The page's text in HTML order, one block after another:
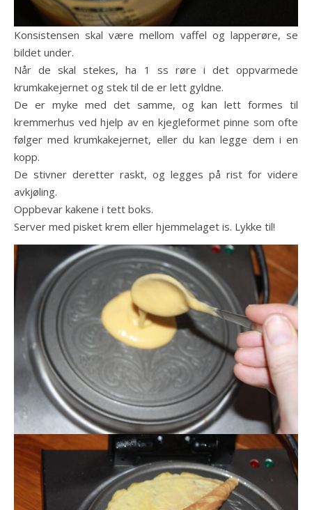
Konsistensen skal være mellom vaffel og lapperøre, se
bildet under.
Når de skal stekes, ha 1 ss røre i det oppvarmede
krumkakejernet og stek til de er lett gyldne.
De er myke med det samme, og kan lett formes til
kremmerhus ved hjelp av en kjegleformet pinne som ofte
følger med krumkakejernet, eller du kan legge dem i en
kopp.
De stivner deretter raskt, og legges på rist for videre
avkjøling.
Oppbevar kakene i tett boks.
Server med pisket krem eller hjemmelaget is. Lykke til!